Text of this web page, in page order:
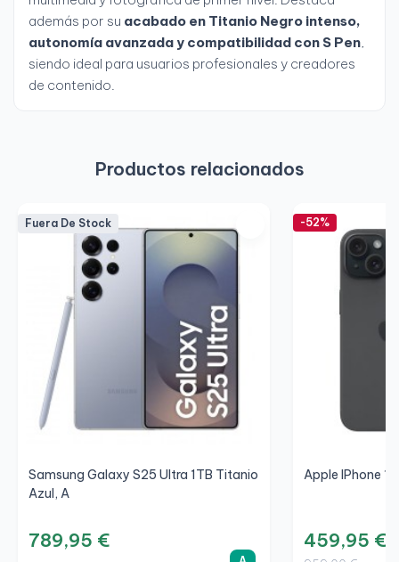
además por su acabado en Titanio Negro intenso,
autonomía avanzada y compatibilidad con S Pen,
siendo ideal para usuarios profesionales y creadores
de contenido.
Productos relacionados
Fuera De Stock
Samsung Galaxy S25 Ultra 1TB Titanio
Azul, A
789,95 €
-52%
Apple IPhone
459,95 €